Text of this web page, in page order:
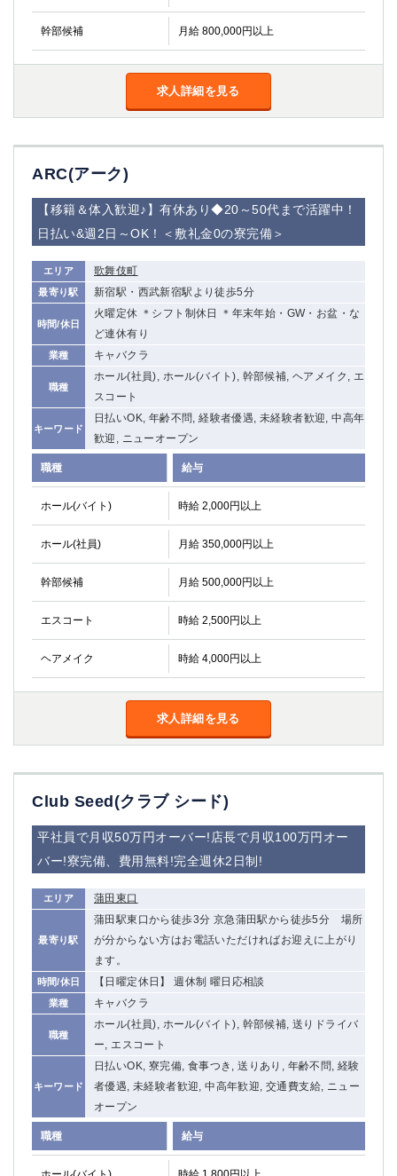
幹部候補 月給 800,000円以上
求人詳細を見る
ARC(アーク)
【移籍＆体入歓迎♪】有休あり◆20～50代まで活躍中！
日払い&週2日～OK！＜敷礼金0の寮完備＞
エリア 歌舞伎町
最寄り駅 新宿駅・西武新宿駅より徒歩5分
時間/休日
火曜定休 ＊シフト制休日 ＊年末年始・GW・お盆・な
ど連休有り
業種 キャバクラ
職種
ホール(社員), ホール(バイト), 幹部候補, ヘアメイク, エ
スコート
キーワード
日払いOK, 年齢不問, 経験者優遇, 未経験者歓迎, 中高年
歓迎, ニューオープン
職種 給与
ホール(バイト) 時給 2,000円以上
ホール(社員) 月給 350,000円以上
幹部候補 月給 500,000円以上
エスコート 時給 2,500円以上
ヘアメイク 時給 4,000円以上
求人詳細を見る
Club Seed(クラブ シード)
平社員で月収50万円オーバー!店長で月収100万円オー
バー!寮完備、費用無料!完全週休2日制!
エリア 蒲田東口
最寄り駅
蒲田駅東口から徒歩3分 京急蒲田駅から徒歩5分 場所
が分からない方はお電話いただければお迎えに上がり
ます。
時間/休日 【日曜定休日】 週休制 曜日応相談
業種 キャバクラ
職種
ホール(社員), ホール(バイト), 幹部候補, 送りドライバ
ー, エスコート
キーワード
日払いOK, 寮完備, 食事つき, 送りあり, 年齢不問, 経験
者優遇, 未経験者歓迎, 中高年歓迎, 交通費支給, ニュー
オープン
職種 給与